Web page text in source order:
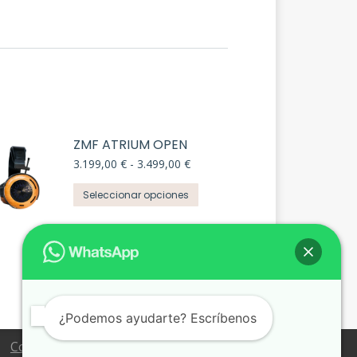
ZMF ATRIUM OPEN
3.199,00€ - 3.499,00€Rango
desde
3.199,00 €
Seleccionar opciones
producto
se
pueden
Condiciones de venta
¿Podemos ayudarte? Escríbenos